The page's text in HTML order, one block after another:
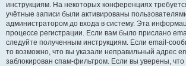
инструкциям. На некоторых конференциях
учётные записи были активированы
администратором до входа в систему. Эта
процессе регистрации. Если вам было прислано
следуйте полученным инструкциям. Если email-
то возможно, что вы указали неправильный адрес
заблокирован спам-фильтром. Если вы уверены,